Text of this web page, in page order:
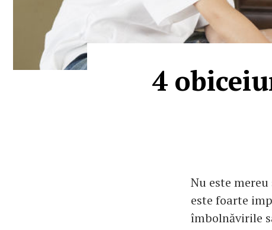
4
Nu este
este foarte
îmbolnăvirile